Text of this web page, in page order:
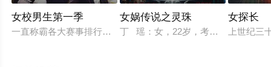
女校男生第一季
一直称霸各大赛事排行榜的百川女子格斗社，因为赛制的更改，
女娲传说之灵珠
丁 瑶：女，22岁，考古学家丁勉博
女探长
上世纪三